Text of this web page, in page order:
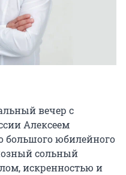
вечер с
Алексеем
большого юбилейного
сольный
искренностью и